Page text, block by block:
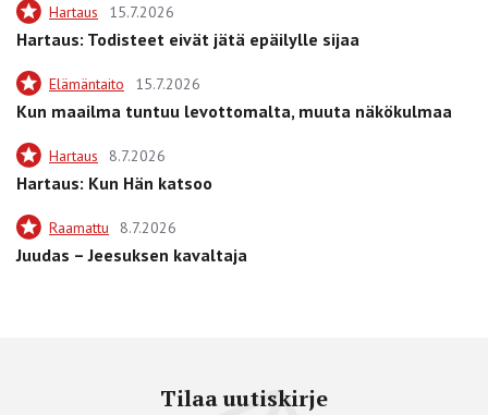
Hartaus 15.7.2026
Hartaus: Todisteet eivät jätä epäilylle sijaa
Elämäntaito 15.7.2026
Kun maailma tuntuu levottomalta, muuta näkökulmaa
Hartaus 8.7.2026
Hartaus: Kun Hän katsoo
Raamattu 8.7.2026
Juudas – Jeesuksen kavaltaja
Tilaa uutiskirje